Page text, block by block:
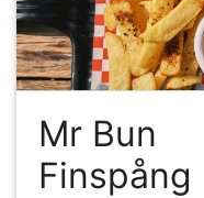
Mr Bun
Finspång